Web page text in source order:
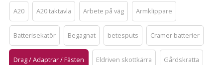
A20 A20 taktavla Arbete på väg Armklippare
Batterisekatör Begagnat betesputs Cramer batterier
Drag / Adaptrar / Fästen Eldriven skottkärra Gårdskratta